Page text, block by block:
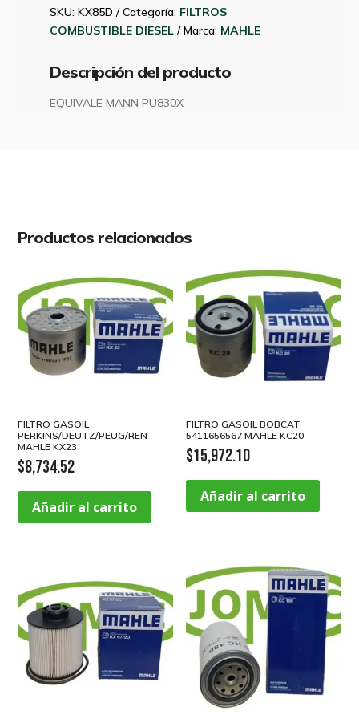
DIESEL
MAHLE
cantidad
SKU:KX85D Categoría: FILTROS
COMBUSTIBLE DIESEL
Marca: MAHLE
Descripción del producto
EQUIVALE MANN PU830X
Productos relacionados
FILTRO GASOIL
PERKINS/DEUTZ/PEUG/REN
MAHLE KX23
$8,734.52
Añadir al carrito
FILTRO GASOIL BOBCAT
5411656567 MAHLE KC20
$15,972.10
Añadir al carrito